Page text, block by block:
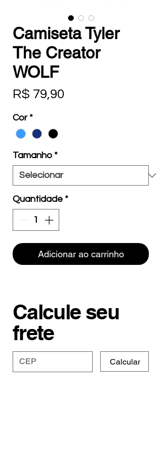
Camiseta Tyler
The Creator
WOLF
R$ 79,90
Cor *
Tamanho *
Quantidade *
Adicionar ao carrinho
Calcule seu
frete
Calcular